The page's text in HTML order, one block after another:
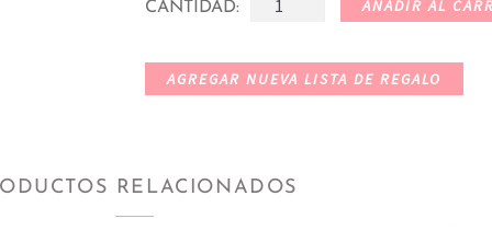
CANTIDAD: AÑADIR AL
AGREGAR NUEVA LISTA DE REGALO
RELACIONADOS